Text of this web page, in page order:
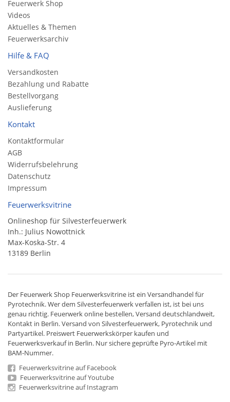
Feuerwerk Shop
Videos
Aktuelles & Themen
Feuerwerksarchiv
Hilfe & FAQ
Versandkosten
Bezahlung und Rabatte
Bestellvorgang
Auslieferung
Kontakt
Kontaktformular
AGB
Widerrufsbelehrung
Datenschutz
Impressum
Feuerwerksvitrine
Onlineshop für Silvesterfeuerwerk
Inh.: Julius Nowottnick
Max-Koska-Str. 4
13189 Berlin
Der Feuerwerk Shop Feuerwerksvitrine ist ein Versandhandelfür
Pyrotechnik. Wer dem Silvesterfeuerwerk verfallen ist, ist bei uns
genau richtig. Feuerwerk online bestellen,Versand deutschlandweit,
Kontakt in Berlin. Versand von Silvesterfeuerwerk, Pyrotechnik und
Partyartikel. Preiswert Feuerwerkskörper kaufen und
Feuerwerksverkauf in Berlin. Nur sichere geprüfte Pyro-Artikel mit
BAM-Nummer.
Feuerwerksvitrine auf Facebook
Feuerwerksvitrine auf Youtube
Feuerwerksvitrine auf Instagram